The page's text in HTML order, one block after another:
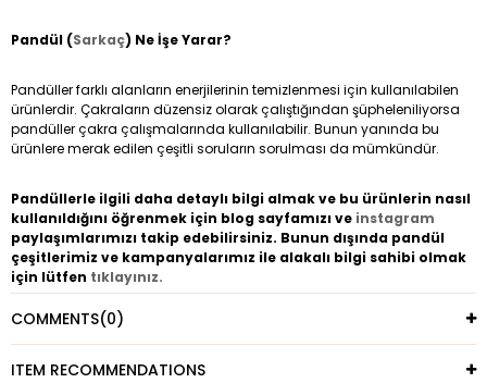
Pandül (Sarkaç) Ne İşe Yarar?
Pandüller farklı alanların enerjilerinin temizlenmesi için kullanılabilen
ürünlerdir. Çakraların düzensiz olarak çalıştığından şüpheleniliyorsa
pandüller çakra çalışmalarında kullanılabilir. Bunun yanında bu
ürünlere merak edilen çeşitli soruların sorulması da mümkündür.
Pandüllerle ilgili daha detaylı bilgi almak ve bu ürünlerin nasıl
kullanıldığını öğrenmek için blog sayfamızı ve instagram
paylaşımlarımızı takip edebilirsiniz. Bunun dışında pandül
çeşitlerimiz ve kampanyalarımız ile alakalı bilgi sahibi olmak
için lütfen tıklayınız.
COMMENTS(0)
ITEM RECOMMENDATIONS